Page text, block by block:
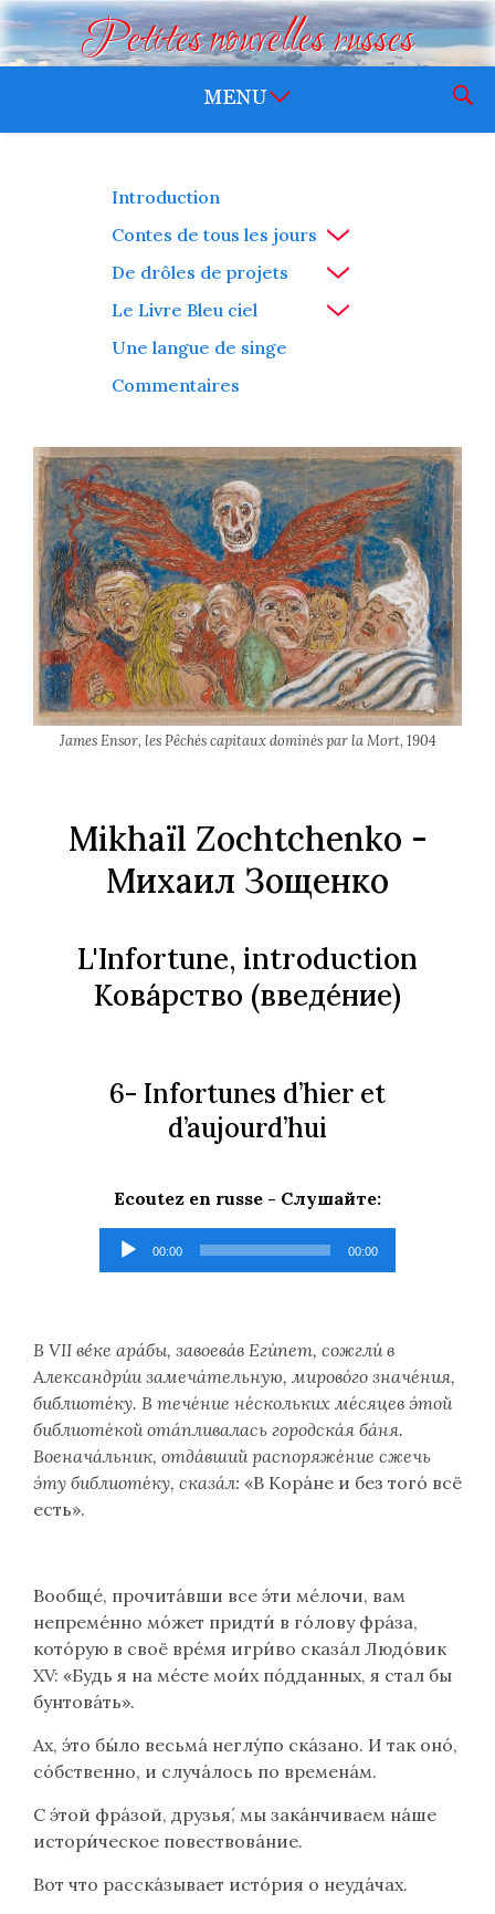
Petites nouvelles russes
Introduction
Contes de tous les jours
De drôles de projets
Le Livre Bleu ciel
Une langue de singe
Commentaires
James Ensor, les Pêchés capitaux dominés par la Mort, 1904
Mikhaïl Zochtchenko -
Михаил Зощенко
L'Infortune, introduction
Кова́рство (введе́ние)
6- Infortunes d’hier et
d’aujourd’hui
Ecoutez en russe - Слушайте:
Lecteur
audio
00:00 00:00
В VII ве́́ке ара́бы, завоева́в Еги́пет, сожгли́ в
Александри́и замеча́тельную, мирово́го значе́ния,
библиоте́ку. В тече́ние не́скольких ме́сяцев э́той
библиоте́кой ота́пливалась городска́я ба́ня.
Военача́льник, отда́вший распоряже́ние сжечь
э́ту библиоте́ку, сказа́л: «В Кора́не и без того́ всё
есть».
Вообще́, прочита́вши все э́ти ме́лочи, вам
непреме́нно мо́жет придти́ в го́лову фра́за,
кото́рую в своё вре́мя игри́во сказа́л Людо́вик
XV: «Будь я на ме́сте мои́х по́дданных, я стал бы
бунтова́ть».
Ах, э́то бы́ло весьма́ неглу́по ска́зано. И так оно́,
со́бственно, и случа́лось по времена́м.
С э́той фра́зой, друзья́, мы зака́нчиваем на́ше
истори́ческое повествова́ние.
Вот что расска́зывает исто́рия о неуда́чах.